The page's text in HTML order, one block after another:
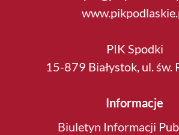
PIK Spodki
15-879 Białystok, ul. św.
Informacje
Biuletyn Informacji